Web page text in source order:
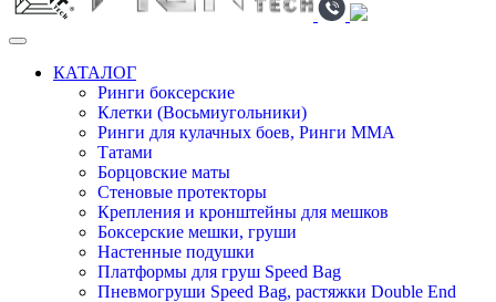
КАТАЛОГ
Ринги боксерские
Клетки (Восьмиугольники)
Ринги для кулачных боев, Ринги ММА
Татами
Борцовские маты
Стеновые протекторы
Крепления и кронштейны для мешков
Боксерские мешки, груши
Настенные подушки
Платформы для груш Speed Bag
Пневмогруши Speed Bag, растяжки Double End